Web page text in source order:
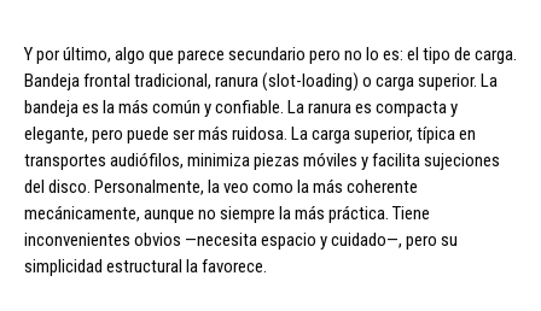
Y por último, algo que parece secundario pero no lo es: el tipo de carga.
Bandeja frontal tradicional, ranura (slot-loading) o carga superior. La
bandeja es la más común y confiable. La ranura es compacta y
elegante, pero puede ser más ruidosa. La carga superior, típica en
transportes audiófilos, minimiza piezas móviles y facilita sujeciones
del disco. Personalmente, la veo como la más coherente
mecánicamente, aunque no siempre la más práctica. Tiene
inconvenientes obvios —necesita espacio y cuidado—, pero su
simplicidad estructural la favorece.